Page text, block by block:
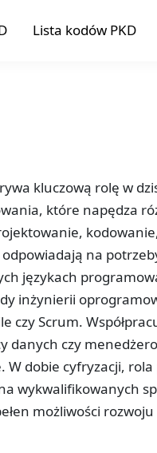
Lista kodów PKD
kluczową rolę w
które napędza
na
językach
inżynierii
czy Scrum.
danych czy
dobie cyfryzacji,
wykwalifikowanych
możliwości